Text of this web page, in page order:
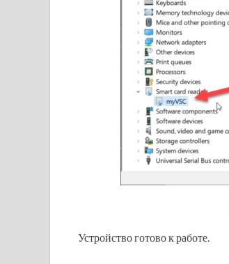
Устройство готово к работе.